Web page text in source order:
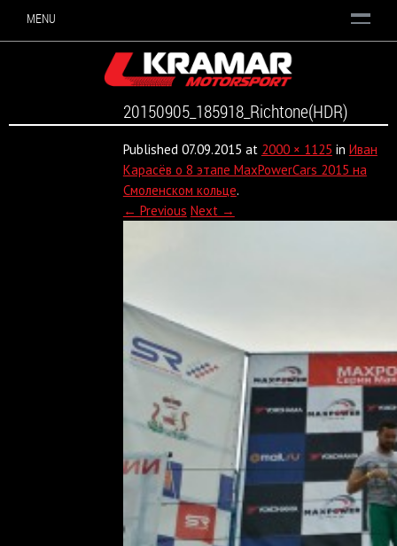
MENU
20150905_185918_Richtone(HDR)
Published 07.09.2015 at 2000 × 1125 in Иван
Карасёв о 8 этапе MaxPowerCars 2015 на
Смоленском кольце.
← Previous Next →